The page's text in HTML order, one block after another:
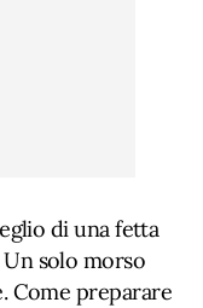
di una fetta
solo morso
Come preparare